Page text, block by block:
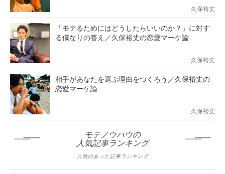
久保裕丈
「モテるためにはどうしたらいいのか？」に対す
る僕なりの答え／久保裕丈の恋愛マーケ論
久保裕丈
相手があなたを選ぶ理由をつくろう／久保裕丈の
恋愛マーケ論
久保裕丈
モテノウハウの
人気記事ランキング
人気のあった記事ランキング